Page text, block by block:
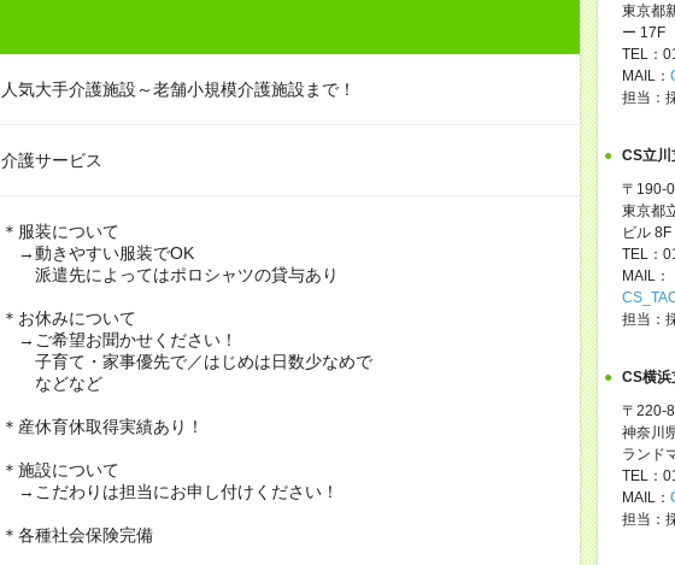
人気大手介護施設～老舗小規模介護施設まで！
介護サービス
＊服装について
→動きやすい服装でOK
派遣先によってはポロシャツの貸与あり
＊お休みについて
→ご希望お聞かせください！
子育て・家事優先で／はじめは日数少なめで
などなど
＊産休育休取得実績あり！
＊施設について
→こだわりは担当にお申し付けください！
＊各種社会保険完備
東京都
ー 17F
TEL：
MAIL：
担当：
CS立川
〒190-
東京都
ビル 8F
TEL：
MAIL：
担当：
CS横浜
〒220-
神奈川
ランド
TEL：
MAIL：
担当：